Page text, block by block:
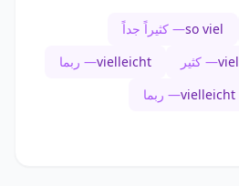
so viel— كثيراً جداً
viel— كثير vielleicht— ربما
vielleicht— ربما